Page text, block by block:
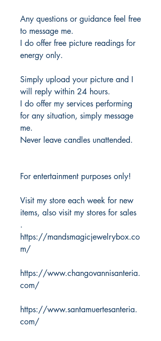
Any questions or guidance feel free
to message me.
I do offer free picture readings for
energy only.
Simply upload your picture and I
will reply within 24 hours.
I do offer my services performing
for any situation, simply message
me.
Never leave candles unattended.
For entertainment purposes only!
Visit my store each week for new
items, also visit my stores for sales
.
https://mandsmagicjewelrybox.co
m/
https://www.changovannisanteria.
com/
https://www.santamuertesanteria.
com/